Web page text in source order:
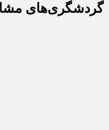
گردشگری‌های